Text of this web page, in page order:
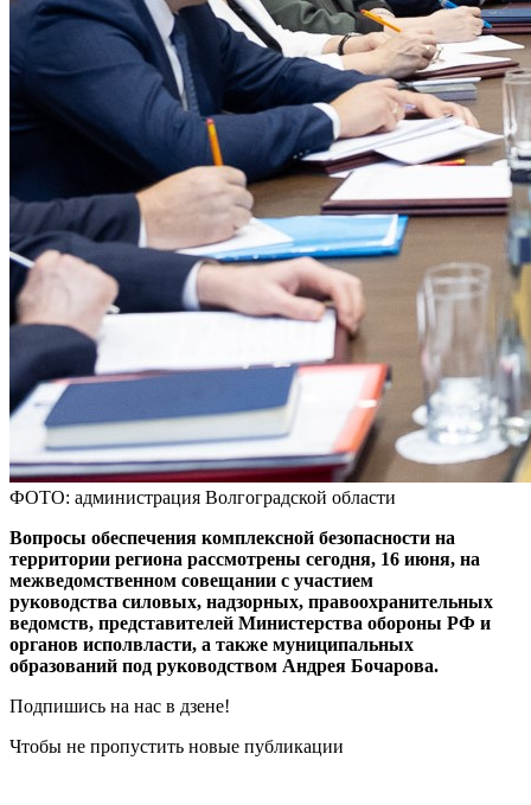
ФОТО: администрация Волгоградской области
Вопросы обеспечения комплексной безопасности на
территории региона рассмотрены сегодня, 16 июня, на
межведомственном совещании с участием
руководства силовых, надзорных, правоохранительных
ведомств, представителей Министерства обороны РФ и
органов исполвласти, а также муниципальных
образований под руководством Андрея Бочарова.
Подпишись на нас в дзене!
Чтобы не пропустить новые публикации